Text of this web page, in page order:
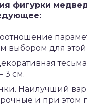
фигурки
выбором для этой
3 см.
Наилучший
и при этом